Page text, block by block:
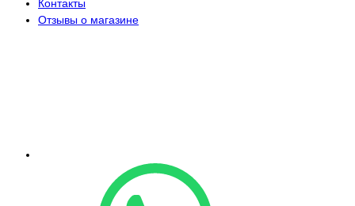
Контакты
Отзывы о магазине